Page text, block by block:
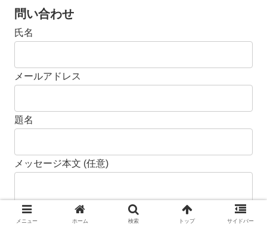
問い合わせ
氏名
メールアドレス
題名
メッセージ本文 (任意)
メニュー ホーム 検索 トップ サイドバー